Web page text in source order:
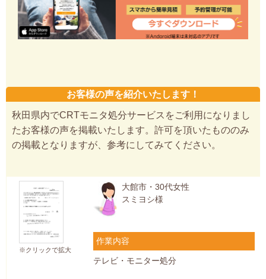
お客様の声を紹介いたします！
秋田県内でCRTモニタ処分サービスをご利用になりまし
たお客様の声を掲載いたします。許可を頂いたもののみ
の掲載となりますが、参考にしてみてください。
※クリックで拡大
大館市・30代女性
スミヨシ様
作業内容
テレビ・モニター処分